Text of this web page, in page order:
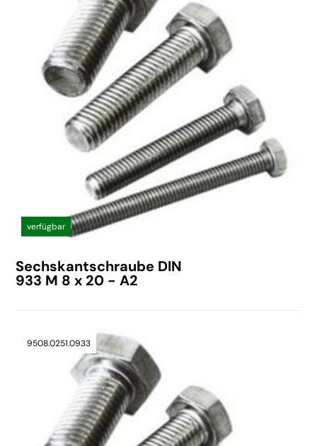
verfügbar
Sechskantschraube DIN
933 M 8 x 20 - A2
9508.0251.0933